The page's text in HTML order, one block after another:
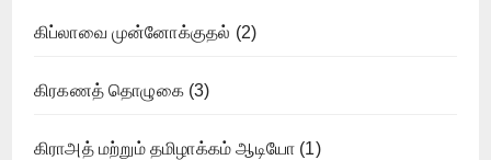
கிப்லாவை முன்னோக்குதல் (2)
கிரகணத் தொழுகை(3)
கிராஅத் மற்றும் தமிழாக்கம் ஆடியோ (1)